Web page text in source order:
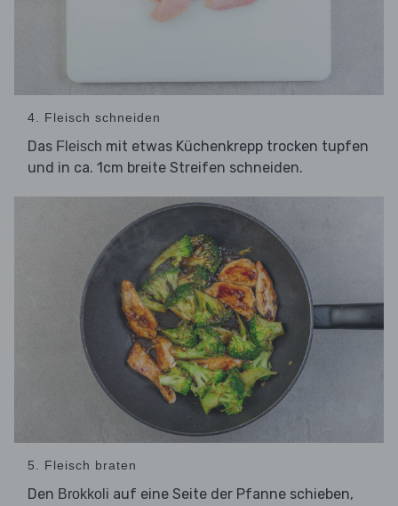
4. Fleisch schneiden
Das Fleisch mit etwas Küchenkrepp trocken tupfen
und in ca. 1cm breite Streifen schneiden.
5. Fleisch braten
Den Brokkoli auf eine Seite der Pfanne schieben,